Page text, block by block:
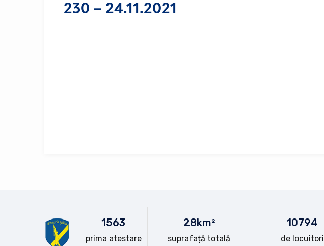
230 – 24.11.2021
1563
prima atestare
28km²
suprafață totală
10794
de locuitori